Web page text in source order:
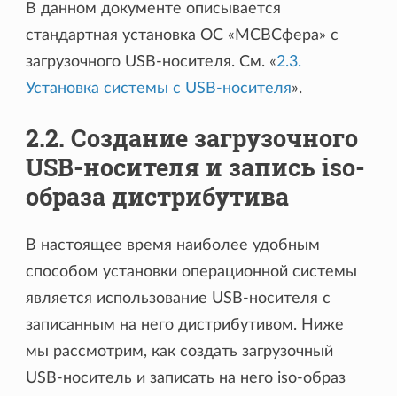
В данном документе описывается
стандартная установка ОС «МСВСфера» с
загрузочного USB-носителя. См. «2.3.
Установка системы с USB-носителя».
2.2. Создание загрузочного
USB-носителя и запись iso-
образа дистрибутива
В настоящее время наиболее удобным
способом установки операционной системы
является использование USB-носителя с
записанным на него дистрибутивом. Ниже
мы рассмотрим, как создать загрузочный
USB-носитель и записать на него iso-образ